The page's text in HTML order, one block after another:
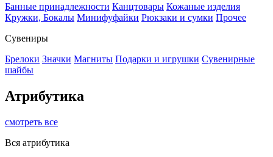
Банные принадлежности Канцтовары Кожаные изделия
Кружки, Бокалы Минифуфайки Рюкзаки и сумки Прочее
Сувениры
Брелоки Значки Магниты Подарки и игрушки Сувенирные
шайбы
Атрибутика
смотреть все
Вся атрибутика